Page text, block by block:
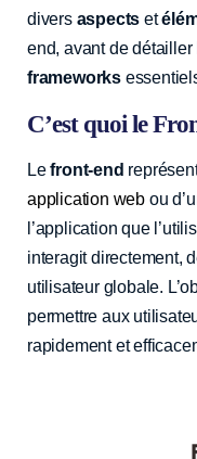
divers aspects et
end, avant de
frameworks
C’est quoi le
Lefront-end
application web ou
l’application que
interagit directement,
utilisateur globale.
permettre aux
rapidement et